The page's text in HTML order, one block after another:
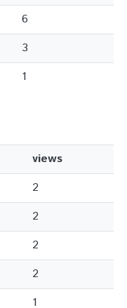
6
3
1
views
2
2
2
2
1